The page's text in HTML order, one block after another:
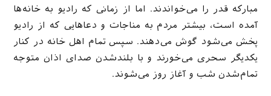
مبارکه قدر را می‌خواندند. اما از زمانی که رادیو به خانه‌ها
آمده است، بیشتر مردم به مناجات و دعاهایی که از رادیو
پخش می‌شود گوش می‌دهند. سپس تمام اهل خانه در کنار
یکدیگر سحری می‌خورند و با بلندشدن صدای اذان متوجه
تمام‌شدن شب و آغاز روز می‌شوند.